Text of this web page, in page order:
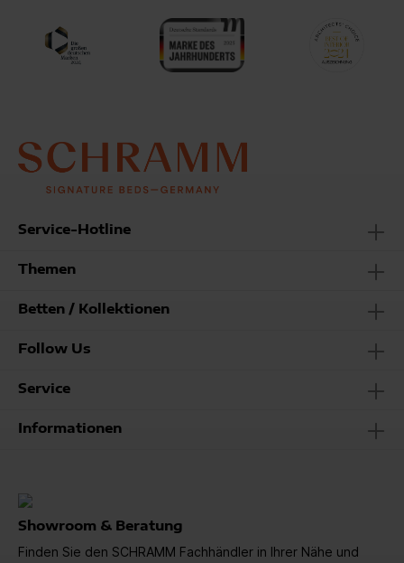
Service-Hotline
Themen
Betten / Kollektionen
Follow Us
Service
Informationen
Showroom & Beratung
Finden Sie den SCHRAMM Fachhändler in Ihrer Nähe und